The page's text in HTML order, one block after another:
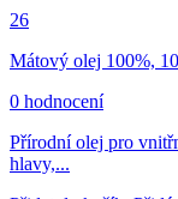
26
Mátový olej 100%,
0 hodnocení
Přírodní olej pro
hlavy,...